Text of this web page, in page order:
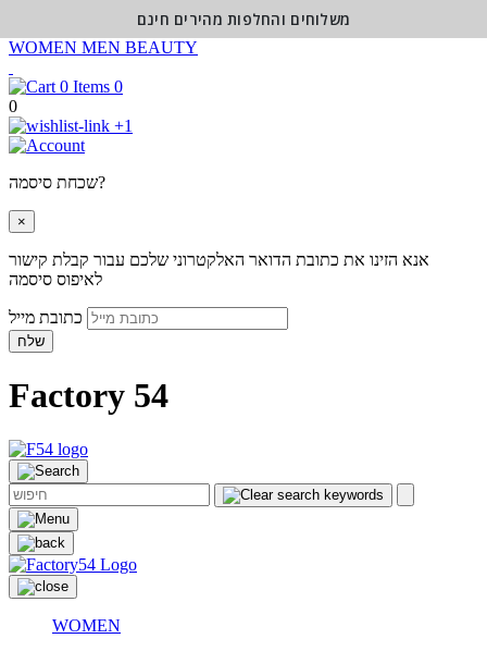
WOMEN MEN BEAUTY
0
0
+1
שכחת סיסמה?
×
אנא הזינו את כתובת הדואר האלקטרוני שלכם עבור קבלת קישור
לאיפוס סיסמה
שלח
Factory 54
WOMEN
משלוחים והחלפות מהירים חינם